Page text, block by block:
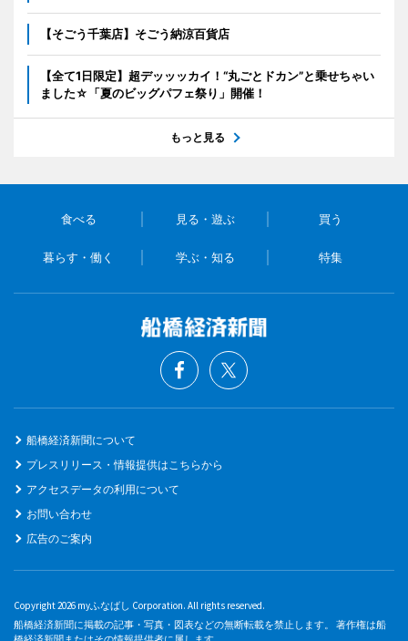
【そごう千葉店】そごう納涼百貨店
【全て1日限定】超デッッッカイ！“丸ごとドカン”と乗せちゃい
ました☆「夏のビッグパフェ祭り」開催！
もっと見る
食べる 見る・遊ぶ 買う
暮らす・働く 学ぶ・知る 特集
船橋経済新聞について
プレスリリース・情報提供はこちらから
アクセスデータの利用について
お問い合わせ
広告のご案内
Copyright 2026 myふなばし Corporation. All rights reserved.
船橋経済新聞に掲載の記事・写真・図表などの無断転載を禁止します。 著作権は船